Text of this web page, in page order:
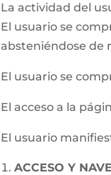
La actividad del
El usuario se
absteniéndose de
El usuario se
El acceso a la
El usuario
ACCESO Y